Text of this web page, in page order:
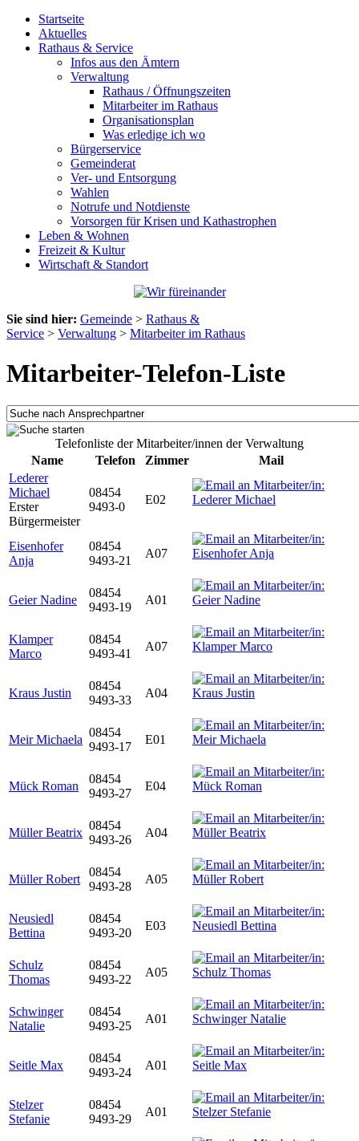
Startseite
Aktuelles
Rathaus & Service
Infos aus den Ämtern
Verwaltung
Rathaus / Öffnungszeiten
Mitarbeiter im Rathaus
Organisationsplan
Was erledige ich wo
Bürgerservice
Gemeinderat
Ver- und Entsorgung
Wahlen
Notrufe und Notdienste
Vorsorgen für Krisen und Kathastrophen
Leben & Wohnen
Freizeit & Kultur
Wirtschaft & Standort
Sie sind hier: Gemeinde > Rathaus &
Service > Verwaltung > Mitarbeiter im Rathaus
Mitarbeiter-Telefon-Liste
Telefonliste der Mitarbeiter/innen der Verwaltung
Name
Telefon Zimmer
Mail
Lederer
Michael
Erster
Bürgermeister
08454
9493-0
E02
Eisenhofer
Anja
08454
9493-21
A07
Geier Nadine
08454
9493-19
A01
Klamper
Marco
08454
9493-41
A07
Kraus Justin
08454
9493-33
A04
Meir Michaela
08454
9493-17
E01
Mück Roman
08454
9493-27
E04
Müller Beatrix
08454
9493-26
A04
Müller Robert
08454
9493-28
A05
Neusiedl
Bettina
08454
9493-20
E03
Schulz
Thomas
08454
9493-22
A05
Schwinger
Natalie
08454
9493-25
A01
Seitle Max
08454
9493-24
A01
Stelzer
Stefanie
08454
9493-29
A01